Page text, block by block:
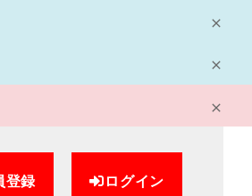
登録 ログイン